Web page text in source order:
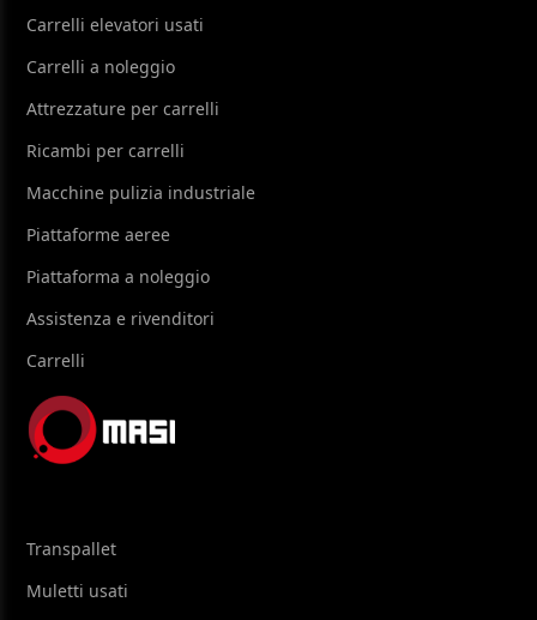
Carrelli elevatori usati
Carrelli a noleggio
Attrezzature per carrelli
Ricambi per carrelli
Macchine pulizia industriale
Piattaforme aeree
Piattaforma a noleggio
Assistenza e rivenditori
Carrelli
Transpallet
Muletti usati